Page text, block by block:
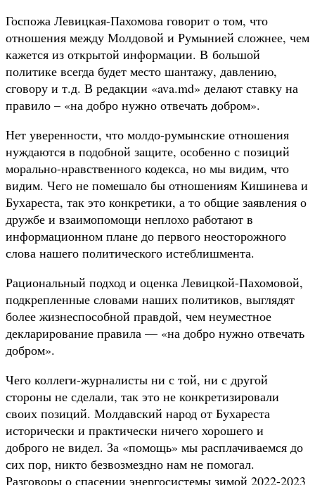
Госпожа Левицкая-Пахомова говорит о том, что
отношения между Молдовой и Румынией сложнее, чем
кажется из открытой информации. В большой
политике всегда будет место шантажу, давлению,
сговору и т.д. В редакции «ava.md» делают ставку на
правило – «на добро нужно отвечать добром».
Нет уверенности, что молдо-румынские отношения
нуждаются в подобной защите, особенно с позиций
морально-нравственного кодекса, но мы видим, что
видим. Чего не помешало бы отношениям Кишинева и
Бухареста, так это конкретики, а то общие заявления о
дружбе и взаимопомощи неплохо работают в
информационном плане до первого неосторожного
слова нашего политического истеблишмента.
Рациональный подход и оценка Левицкой-Пахомовой,
подкрепленные словами наших политиков, выглядят
более жизнеспособной правдой, чем неуместное
декларирование правила — «на добро нужно отвечать
добром».
Чего коллеги-журналисты ни с той, ни с другой
стороны не сделали, так это не конкретизировали
своих позиций. Молдавский народ от Бухареста
исторически и практически ничего хорошего и
доброго не видел. За «помощь» мы расплачиваемся до
сих пор, никто безвозмездно нам не помогал.
Разговоры о спасении энергосистемы зимой 2022-2023